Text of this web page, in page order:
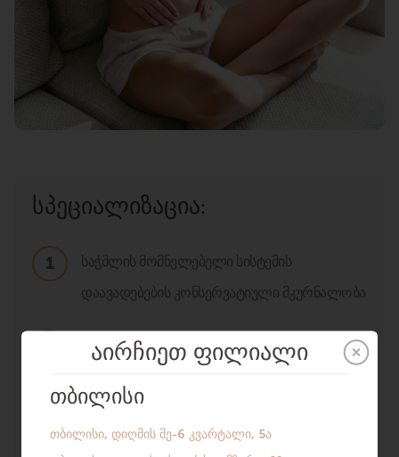
სპეციალიზაცია:
საჭმლის მომნელებელი სისტემის
დაავადებების კონსერვატიული მკურნალობა
დაავადებების ლაბორატორიული
მუცლის ღრუს ორგანოების ულტრაბგერითი